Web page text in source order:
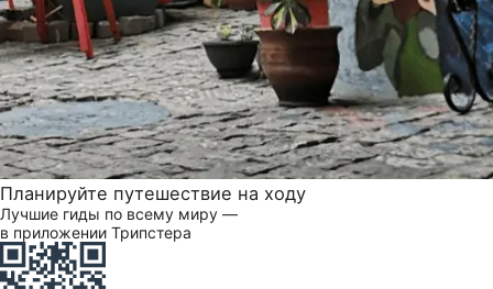
Планируйте путешествие на ходу
Лучшие гиды по всему миру —
в приложении Трипстера